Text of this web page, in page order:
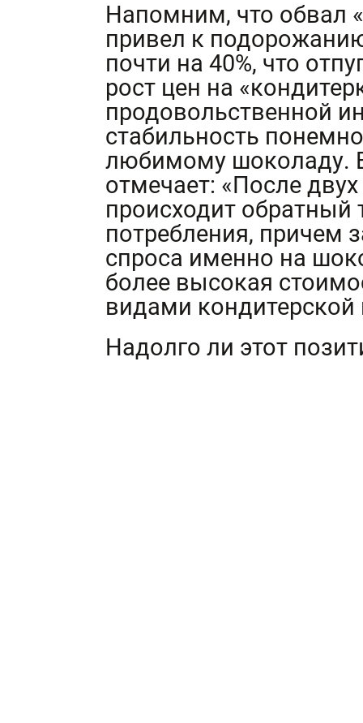
Напомним, что обвал
привел к
почти на 40%, что
рост цен на
продовольственной
стабильность
любимому шоколаду.
отмечает: «После
происходит
потребления, причем
спроса именно на
более высокая
видами кондитерской
Надолго ли этот